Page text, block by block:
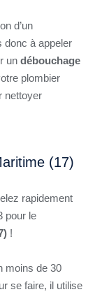
d’un
donc à appeler
un débouchage
plombier
nettoyer
(17)
rapidement
pour le
!
moins de 30
se faire, il utilise